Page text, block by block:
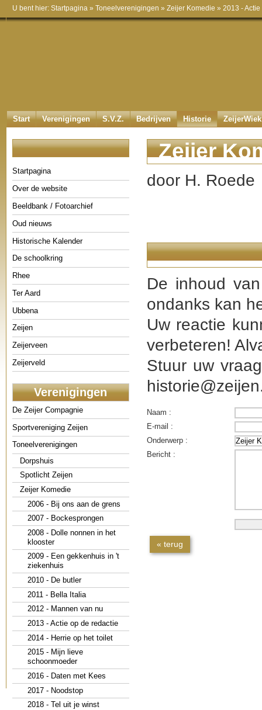
U bent hier: Startpagina » Toneelverenigingen » Zeijer Komedie » 2013 -
Start Verenigingen S.V.Z. Bedrijven Historie
Startpagina
Over de website
Beeldbank / Fotoarchief
Oud nieuws
Historische Kalender
De schoolkring
Rhee
Ter Aard
Ubbena
Zeijen
Zeijerveen
Zeijerveld
Verenigingen
De Zeijer Compagnie
Sportvereniging Zeijen
Toneelverenigingen
Dorpshuis
Spotlicht Zeijen
Zeijer Komedie
2006 - Bij ons aan de grens
2007 - Bockesprongen
2008 - Dolle nonnen in het
klooster
2009 - Een gekkenhuis in 't
ziekenhuis
2010 - De butler
2011 - Bella Italia
2012 - Mannen van nu
2013 - Actie op de redactie
2014 - Herrie op het toilet
2015 - Mijn lieve
schoonmoeder
2016 - Daten met Kees
2017 - Noodstop
2018 - Tel uit je winst
Zeijer
door H. Roede
De inhoud
ondanks kan
Uw reactie
verbeteren!
Stuur uw
Naam :
E-mail :
Onderwerp :
Bericht :
« terug